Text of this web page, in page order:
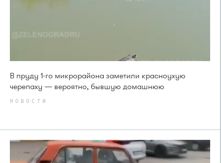
В пруду 1-го микрорайона заметили красноухую
черепаху — вероятно, бывшую домашнюю
НОВОСТИ